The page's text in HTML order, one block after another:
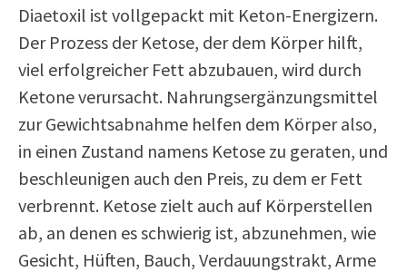
Diaetoxil ist vollgepackt mit Keton-Energizern.
Der Prozess der Ketose, der dem Körper hilft,
viel erfolgreicher Fett abzubauen, wird durch
Ketone verursacht. Nahrungsergänzungsmittel
zur Gewichtsabnahme helfen dem Körper also,
in einen Zustand namens Ketose zu geraten, und
beschleunigen auch den Preis, zu dem er Fett
verbrennt. Ketose zielt auch auf Körperstellen
ab, an denen es schwierig ist, abzunehmen, wie
Gesicht, Hüften, Bauch, Verdauungstrakt, Arme